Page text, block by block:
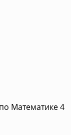
Математике 4